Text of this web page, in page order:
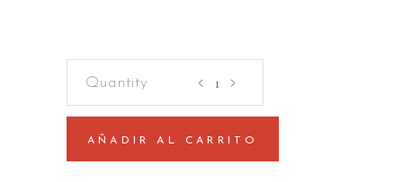
quantity
AÑADIR AL CARRITO